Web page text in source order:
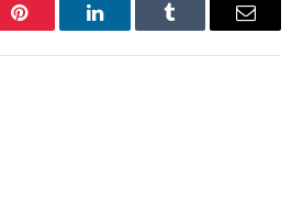
Pinterest LinkedInTumblr Email